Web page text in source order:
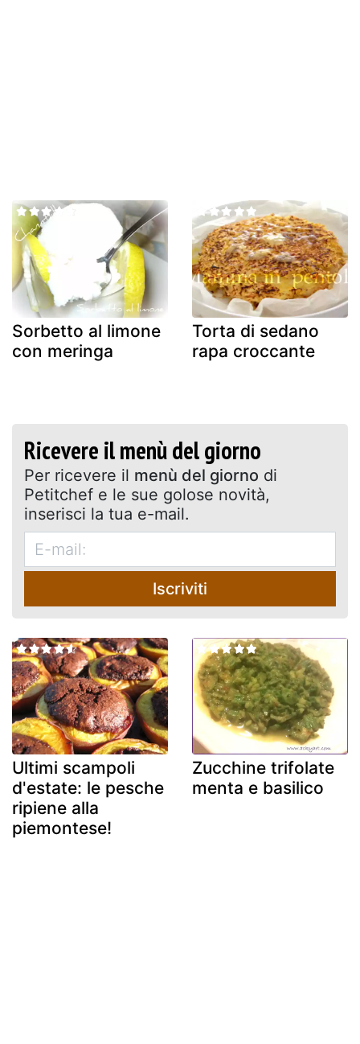
Sorbetto al limone
con meringa
Torta di sedano
rapa croccante
Ricevere il menù del giorno
Per ricevere il menù del giorno di
Petitchef e le sue golose novità,
inserisci la tua e-mail.
Iscriviti
Ultimi scampoli
d'estate: le pesche
ripiene alla
piemontese!
Zucchine trifolate
menta e basilico